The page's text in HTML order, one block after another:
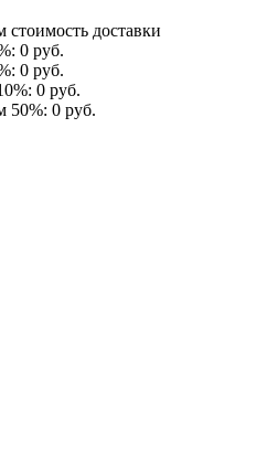
стоимость доставки
0 руб.
0 руб.
%: 0 руб.
50%: 0 руб.